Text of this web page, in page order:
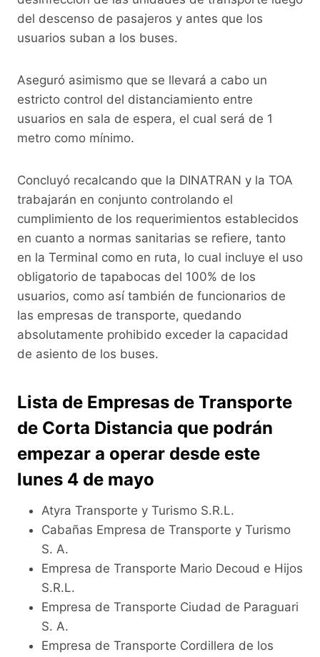
del descenso de pasajeros y antes que los
usuarios suban a los buses.
Aseguró asimismo que se llevará a cabo un
estricto control del distanciamiento entre
usuarios en sala de espera, el cual será de 1
metro como mínimo.
Concluyó recalcando que la DINATRAN y la TOA
trabajarán en conjunto controlando el
cumplimiento de los requerimientos establecidos
en cuanto a normas sanitarias se refiere, tanto
en la Terminal como en ruta, lo cual incluye el uso
obligatorio de tapabocas del 100% de los
usuarios, como así también de funcionarios de
las empresas de transporte, quedando
absolutamente prohibido exceder la capacidad
de asiento de los buses.
Lista de Empresas de Transporte
de Corta Distancia que podrán
empezar a operar desde este
lunes 4 de mayo
Atyra Transporte y Turismo S.R.L.
Cabañas Empresa de Transporte y Turismo
S. A.
Empresa de Transporte Mario Decoud e Hijos
S.R.L.
Empresa de Transporte Ciudad de Paraguari
S. A.
Empresa de Transporte Cordillera de los